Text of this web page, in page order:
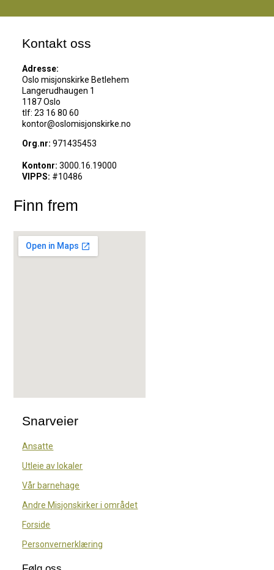
Kontakt oss
Adresse:
Oslo misjonskirke Betlehem
Langerudhaugen 1
1187 Oslo
tlf: 23 16 80 60
kontor@oslomisjonskirke.no
Org.nr:971435453
Kontonr:3000.16.19000
VIPPS: #10486
Finn frem
Snarveier
Ansatte
Utleie av lokaler
Vår barnehage
Andre Misjonskirker i området
Forside
Personvernerklæring